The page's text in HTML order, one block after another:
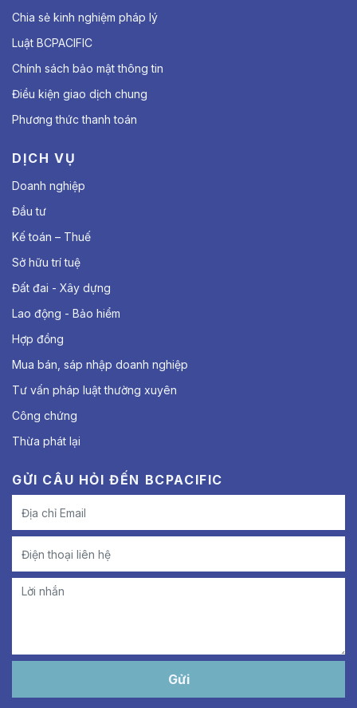
Chia sẻ kinh nghiệm pháp lý
Luật BCPACIFIC
Chính sách bảo mật thông tin
Điều kiện giao dịch chung
Phương thức thanh toán
DỊCH VỤ
Doanh nghiệp
Đầu tư
Kế toán – Thuế
Sở hữu trí tuệ
Đất đai - Xây dựng
Lao động - Bảo hiểm
Hợp đồng
Mua bán, sáp nhập doanh nghiệp
Tư vấn pháp luật thường xuyên
Công chứng
Thừa phát lại
GỬI CÂU HỎI ĐẾN BCPACIFIC
Gửi